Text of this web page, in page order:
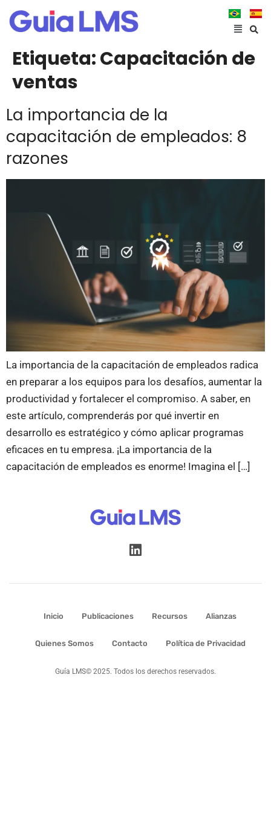
Etiqueta:Capacitación de
ventas
La importancia de la
capacitación de empleados: 8
razones
La importancia de la capacitación de empleados radica
en preparar a los equipos para los desafíos, aumentar la
productividad y fortalecer el compromiso. A saber, en
este artículo, comprenderás por qué invertir en
desarrollo es estratégico y cómo aplicar programas
eficaces en tu empresa. ¡La importancia de la
capacitación de empleados es enorme! Imagina el […]
Inicio Publicaciones Recursos Alianzas
Quienes Somos Contacto Política de Privacidad
Guía LMS© 2025. Todos los derechos reservados.